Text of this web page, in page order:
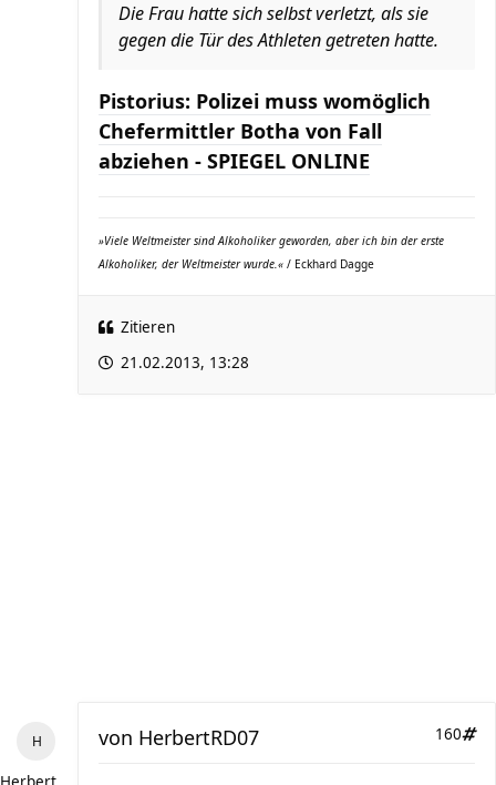
Die Frau hatte sich selbst verletzt, als sie
gegen die Tür des Athleten getreten hatte.
Pistorius: Polizei muss womöglich
Chefermittler Botha von Fall
abziehen - SPIEGEL ONLINE
»Viele Weltmeister sind Alkoholiker geworden, aber ich bin der erste
Alkoholiker, der Weltmeister wurde.« / Eckhard Dagge
Zitieren
21.02.2013, 13:28
160
von HerbertRD07